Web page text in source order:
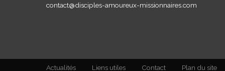
contact@disciples-amoureux-missionnaires.com
Actualités Liens utiles Contact Plan du site